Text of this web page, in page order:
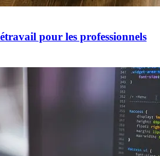
pour les professionnels